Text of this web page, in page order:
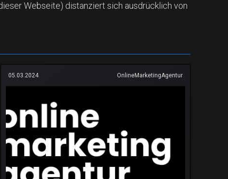
Webseite) distanziert sich ausdrücklich von
05.03.2024 OnlineMarketingAgentur